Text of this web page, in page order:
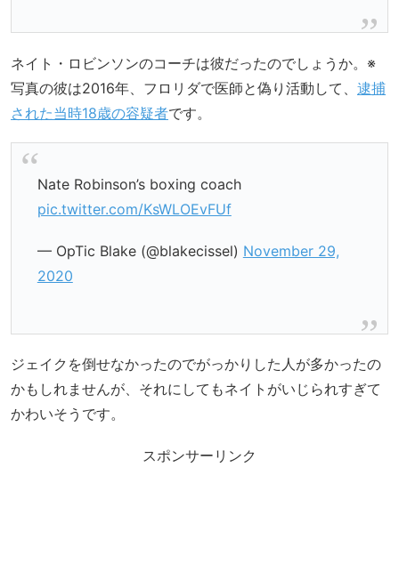
ネイト・ロビンソンのコーチは彼だったのでしょうか。※
写真の彼は2016年、フロリダで医師と偽り活動して、 逮捕
された当時18歳の容疑者です。
Nate Robinson’s boxing coach
pic.twitter.com/KsWLOEvFUf
— OpTic Blake (@blakecissel) November 29,
2020
ジェイクを倒せなかったのでがっかりした人が多かったの
かもしれませんが、それにしてもネイトがいじられすぎて
かわいそうです。
スポンサーリンク